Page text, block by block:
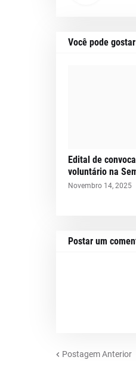
Você pode gostar
Edital de
voluntário na
Novembro 14, 2025
Postar um
Postagem Anterior